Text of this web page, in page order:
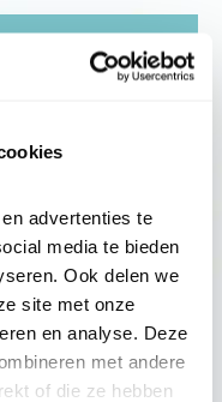
advertenties te
media te bieden
Ook delen we
site met onze
en analyse. Deze
met andere
of die ze hebben